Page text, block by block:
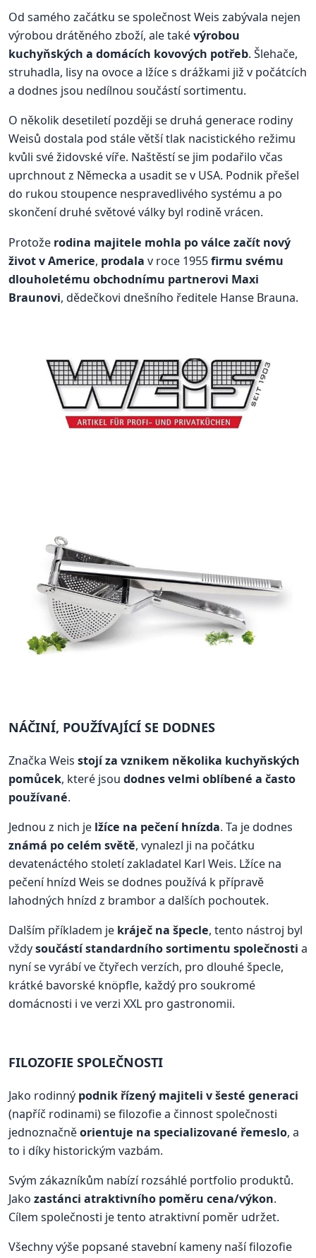
Od samého začátku se společnost Weis zabývala nejen
výrobou drátěného zboží, ale takévýrobou
kuchyňských a domácích kovových potřeb. Šlehače,
struhadla, lisy na ovoce a lžíce s drážkami již v počátcích
a dodnes jsou nedílnou součástí sortimentu.
O několik desetiletí později se druhá generace rodiny
Weisů dostala pod stále větší tlak nacistického režimu
kvůli své židovské víře. Naštěstí se jim podařilo včas
uprchnout z Německa a usadit se v USA. Podnik přešel
do rukou stoupence nespravedlivého systému a po
skončení druhé světové války byl rodině vrácen.
Protože rodina majitele mohla po válce začít nový
život v Americe, prodala v roce 1955firmu svému
dlouholetému obchodnímu partnerovi Maxi
Braunovi, dědečkovi dnešního ředitele Hanse Brauna.
NÁČINÍ, POUŽÍVAJÍCÍ SE DODNES
Značka Weis stojí za vznikem několika kuchyňských
pomůcek, které jsou dodnes velmi oblíbené a často
používané.
Jednou z nich je lžíce na pečení hnízda. Ta je dodnes
známá po celém světě, vynalezl ji na počátku
devatenáctého století zakladatel Karl Weis. Lžíce na
pečení hnízd Weis se dodnes používá k přípravě
lahodných hnízd z brambor a dalších pochoutek.
Dalším příkladem je kráječ na špecle, tento nástroj byl
vždysoučástí standardního sortimentu společnosti a
nyní se vyrábí ve čtyřech verzích, pro dlouhé špecle,
krátké bavorské knöpfle, každý pro soukromé
domácnosti i ve verzi XXL pro gastronomii.
FILOZOFIE SPOLEČNOSTI
Jako rodinný podnik řízený majiteli v šesté generaci
(napříč rodinami) se filozofie a činnost společnosti
jednoznačněorientuje na specializované řemeslo, a
to i díky historickým vazbám.
Svým zákazníkům nabízí rozsáhlé portfolio produktů.
Jako zastánci atraktivního poměru cena/výkon.
Cílem společnosti je tento atraktivní poměr udržet.
Všechny výše popsané stavební kameny naší filozofie